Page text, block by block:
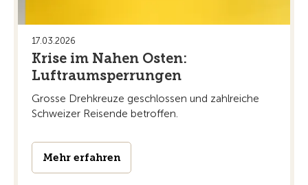
17.03.2026
Krise im Nahen Osten:
Luftraumsperrungen
Grosse Drehkreuze geschlossen und zahlreiche
Schweizer Reisende betroffen.
Mehr erfahren